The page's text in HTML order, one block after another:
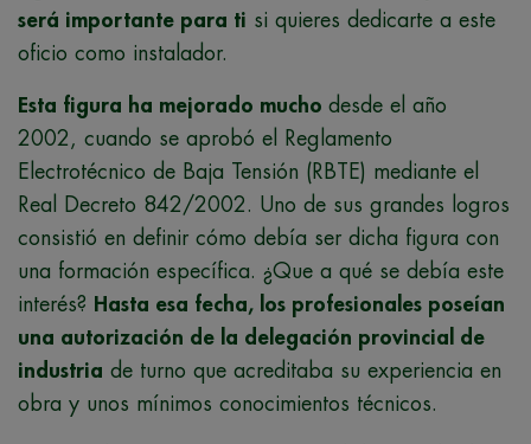
será importante para ti si quieres dedicarte a este
oficio como instalador.
Esta figura ha mejorado mucho desde el año
2002, cuando se aprobó el Reglamento
Electrotécnico de Baja Tensión (RBTE) mediante el
Real Decreto 842/2002. Uno de sus grandes logros
consistió en definir cómo debía ser dicha figura con
una formación específica. ¿Que a qué se debía este
interés? Hasta esa fecha, los profesionales poseían
una autorización de la delegación provincial de
industria de turno que acreditaba su experiencia en
obra y unos mínimos conocimientos técnicos.